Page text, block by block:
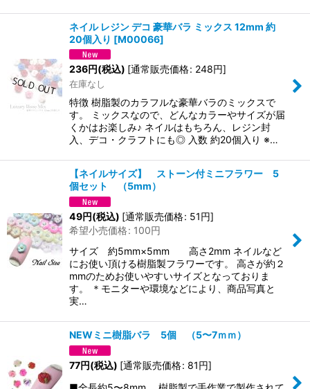
ネイル レジン デコ 豪華バラ ミックス 12mm 約
20個入り [M00066]
236円(税込) [通常販売価格: 248円]
在庫なし
特徴 樹脂製のカラフルな豪華バラのミックスで
す。 ミックスなので、どんなカラーやサイズが届
くかはお楽しみ♪ ネイルはもちろん、レジン封
入、デコ・クラフトにも◎ 入数 約20個入り ※…
【ネイルサイズ】 ストーン付ミニフラワー 5
個セット （5mm）
49円(税込) [通常販売価格: 51円]
希望小売価格: 100円
サイズ 約5mm×5mm 高さ2mm ネイルなど
にお使い頂ける樹脂製フラワーです。 高さが約２
mmのためお使いやすいサイズとなっておりま
す。 ＊モニターや環境などにより、商品写真と
実…
NEWミニ樹脂バラ 5個 （5〜7ｍｍ）
77円(税込) [通常販売価格: 81円]